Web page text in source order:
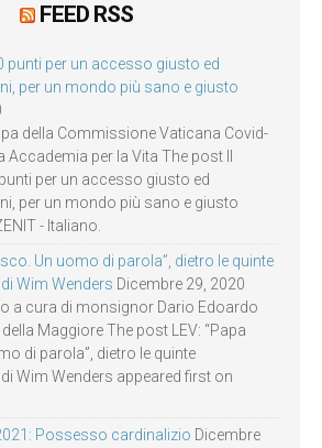
FEED RSS
punti per un accesso giusto ed
per un mondo più sano e giusto
della Commissione Vaticana Covid-
Accademia per la Vita The post Il
per un accesso giusto ed
per un mondo più sano e giusto
- Italiano.
Un uomo di parola”, dietro le quinte
Wim Wenders Dicembre 29, 2020
a cura di monsignor Dario Edoardo
Maggiore The post LEV: “Papa
di parola”, dietro le quinte
Wim Wenders appeared first on
Possesso cardinalizio Dicembre